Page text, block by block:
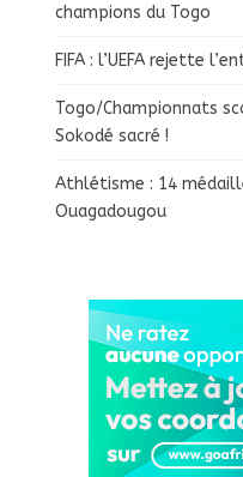
champions du Togo
FIFA : l’UEFA rejette
Togo/Championnats
Sokodé sacré !
Athlétisme : 14
Ouagadougou